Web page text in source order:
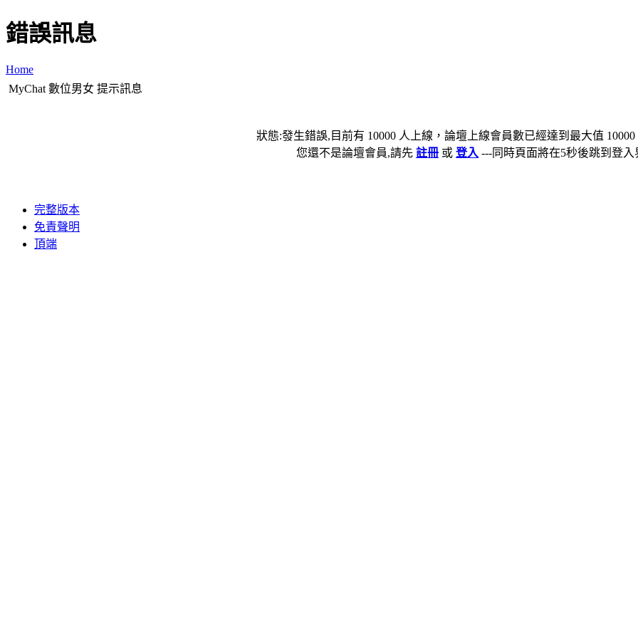
錯誤訊息
Home
MyChat 數位男女 提示訊息
狀態:發生錯誤,目前有 10000 人上線，論壇上線會員數已經達到最大值
您還不是論壇會員,請先 註冊 或 登入 ---同時頁面將在5秒後跳到登入
完整版本
免責聲明
頂端